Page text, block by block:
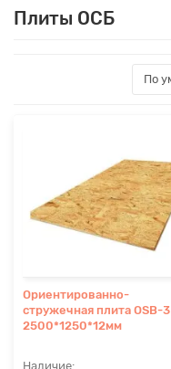
Плиты ОСБ
Ориентированно-
стружечная плита OSB-3
2500*1250*12мм